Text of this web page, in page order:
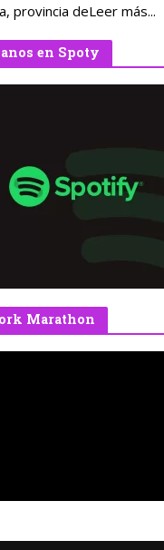
provincia deLeer más...
en Spoty
Marathon